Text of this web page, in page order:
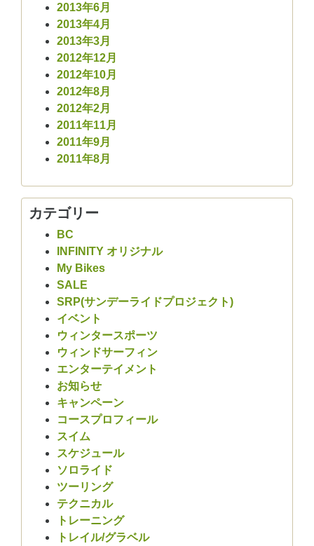
2013年6月
2013年4月
2013年3月
2012年12月
2012年10月
2012年8月
2012年2月
2011年11月
2011年9月
2011年8月
カテゴリー
BC
INFINITY オリジナル
My Bikes
SALE
SRP(サンデーライドプロジェクト)
イベント
ウィンタースポーツ
ウィンドサーフィン
エンターテイメント
お知らせ
キャンペーン
コースプロフィール
スイム
スケジュール
ソロライド
ツーリング
テクニカル
トレーニング
トレイル/グラベル